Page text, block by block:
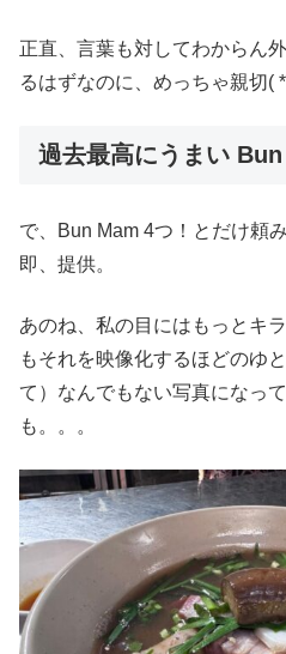
正直、言葉も対してわからん
るはずなのに、めっちゃ親切(
過去最高にうまい
で、Bun Mam 4つ！とだけ頼み
即、提供。
あのね、私の目にはもっとキ
もそれを映像化するほどのゆ
て）なんでもない写真になっ
も。。。